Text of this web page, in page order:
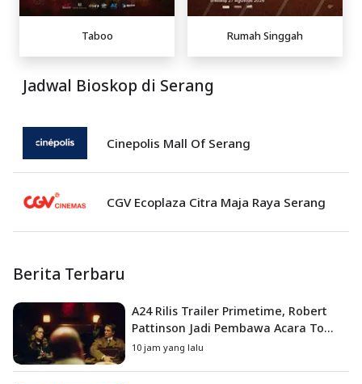
Taboo Rumah Singgah
Jadwal Bioskop di Serang
Cinepolis Mall Of Serang
CGV Ecoplaza Citra Maja Raya Serang
Berita Terbaru
A24 Rilis Trailer Primetime, Robert
Pattinson Jadi Pembawa Acara To
Catch a Predator
10 jam yang lalu